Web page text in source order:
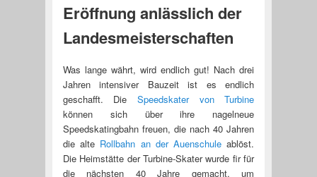
Eröffnung anlässlich der
Landesmeisterschaften
Was lange währt, wird endlich gut! Nach drei
Jahren intensiver Bauzeit ist es endlich
geschafft. Die Speedskater von Turbine
können sich über ihre nagelneue
Speedskatingbahn freuen, die nach 40 Jahren
die alte Rollbahn an der Auenschule ablöst.
Die Heimstätte der Turbine-Skater wurde fir für
die nächsten 40 Jahre gemacht, um